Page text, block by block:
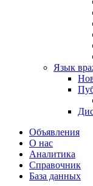
Язык
Объявления
О нас
Аналитика
Справочник
База данных